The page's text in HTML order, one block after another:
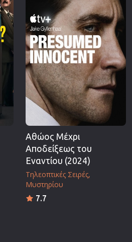
Αθώος Μέχρι
Αποδείξεως του
Εναντίου (2024)
Τηλεοπτικές Σειρές
Μυστηρίου
7.7